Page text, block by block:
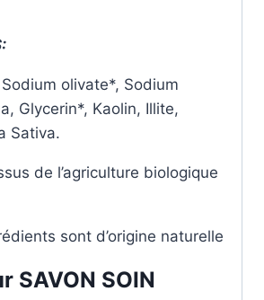
olivate*, Sodium
Glycerin*, Kaolin, Illite,
Sativa.
de l’agriculture biologique
sont d’origine naturelle
SAVON SOIN